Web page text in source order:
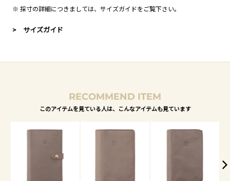
※ 採寸の詳細につきましては、 サイズガイドをご覧下さい。
> サイズガイド
RECOMMEND ITEM
このアイテムを見ている人は、こんなアイテムも見ています